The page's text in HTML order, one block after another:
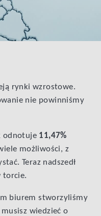
rynki wzrostowe.
nie powinniśmy
odnotuje 11,47%
możliwości, z
Teraz nadszedł
torcie.
biurem stworzyliśmy
wiedzieć o